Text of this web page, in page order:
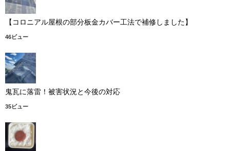
【コロニアル屋根の部分板金カバー工法で補修しました】
46ビュー
鬼瓦に落雷！被害状況と今後の対応
35ビュー